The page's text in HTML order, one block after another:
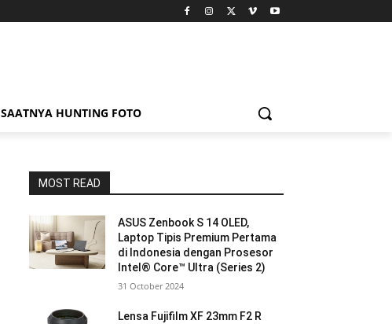
SAATNYA HUNTING FOTO
MOST READ
ASUS Zenbook S 14 OLED,
Laptop Tipis Premium Pertama
di Indonesia dengan Prosesor
Intel® Core™ Ultra (Series 2)
31 October 2024
Lensa Fujifilm XF 23mm F2 R